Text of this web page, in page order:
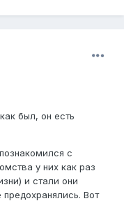
был, он есть
с
у них как раз
и стали они
Вот